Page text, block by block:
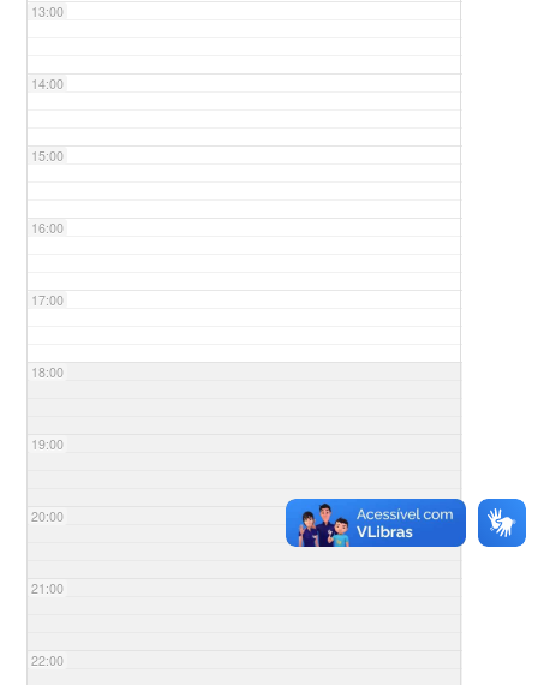
13:00
14:00
15:00
16:00
17:00
18:00
19:00
20:00
21:00
22:00